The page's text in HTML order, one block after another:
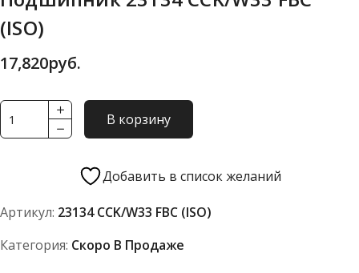
(ISO)
17,820руб.
Количество
товара
FBC
В корзину
Добавить в список желаний
Артикул: 23134 CCK/W33 FBC (ISO)
Категория: Скоро В Продаже